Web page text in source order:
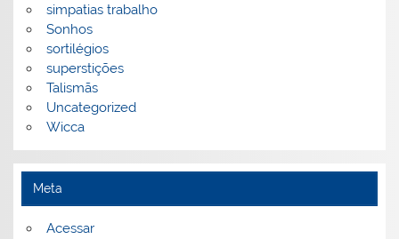
simpatias trabalho
Sonhos
sortilégios
superstições
Talismãs
Uncategorized
Wicca
Meta
Acessar